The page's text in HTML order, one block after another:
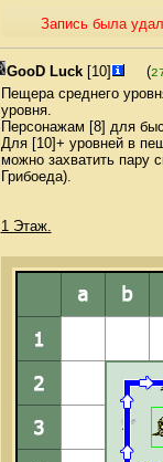
Запись была
GooD Luck[10] (
Пещера среднего
уровня.
Персонажам [8] для
Для [10]+ уровней в
можно захватить пару
Грибоеда).
1 Этаж.